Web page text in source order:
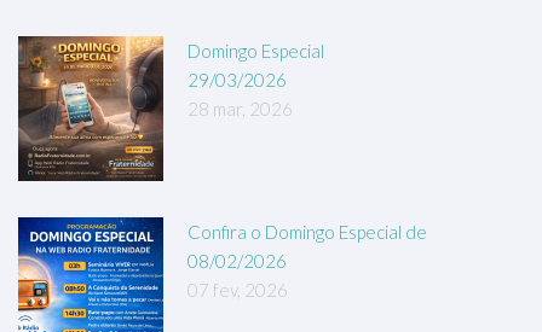
Domingo Especial
29/03/2026
28 mar, 2026
Confira o Domingo Especial de
08/02/2026
07 fev, 2026